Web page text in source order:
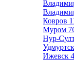
Ковров
Муром
Нур-
Ижевск